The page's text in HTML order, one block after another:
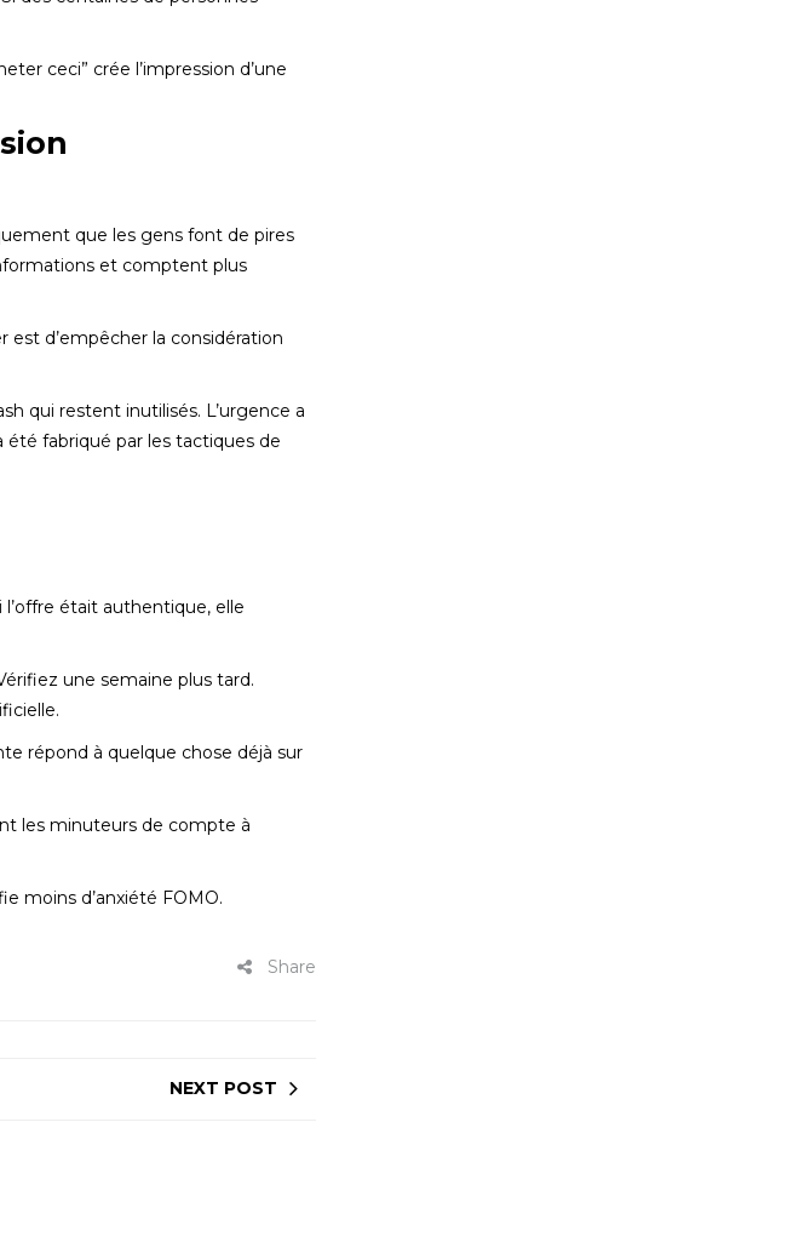
ceci” crée l’impression d’une
que les gens font de pires
et comptent plus
d’empêcher la considération
qui restent inutilisés. L’urgence a
été fabriqué par les tactiques de
l’offre était authentique, elle
une semaine plus tard.
répond à quelque chose déjà sur
les minuteurs de compte à
moins d’anxiété FOMO.
Share
NEXT POST